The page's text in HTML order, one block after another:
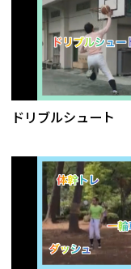
ドリブルシュート